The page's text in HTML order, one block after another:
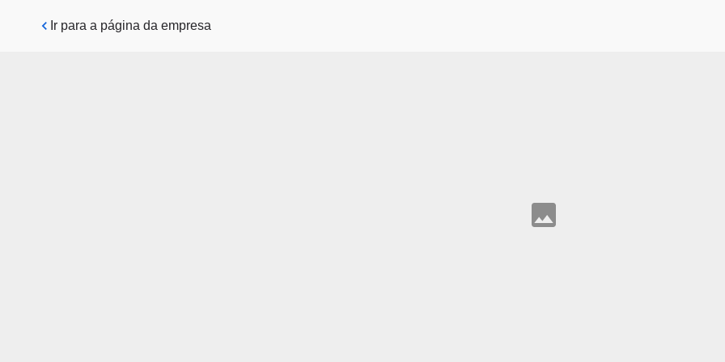
Pular para o conteúdo principal
Ir para a página da empresa